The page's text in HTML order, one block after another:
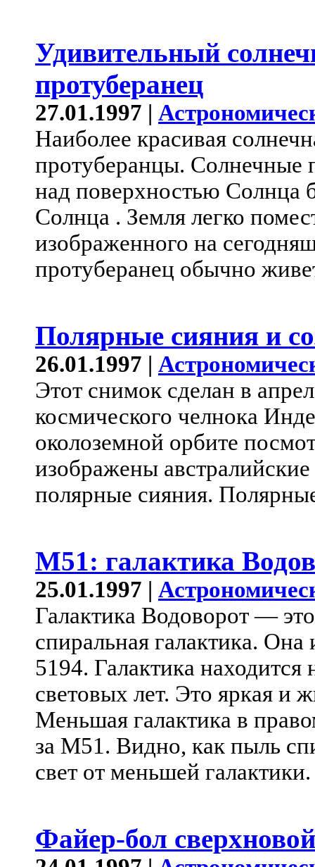
Удивительный
протуберанец
27.01.1997 |
Наиболее красивая
протуберанцы. Солнечные
над поверхностью Солнца
Солнца . Земля легко
изображенного на
протуберанец обычно
Полярные сияния и
26.01.1997 |
Этот снимок сделан в
космического челнока
околоземной орбите
изображены
полярные сияния.
M51: галактика
25.01.1997 |
Галактика Водоворот —
спиральная галактика.
5194. Галактика
световых лет. Это яркая и
Меньшая галактика в
за M51. Видно, как пыль
свет от меньшей галактики.
Файер-бол